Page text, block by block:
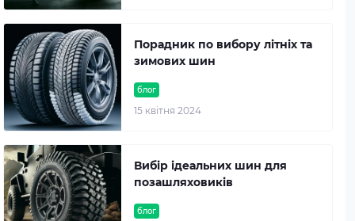
блог
15 квітня 2024
Порадник по вибору літніх та
зимових шин
блог
Вибір ідеальних шин для
позашляховиків